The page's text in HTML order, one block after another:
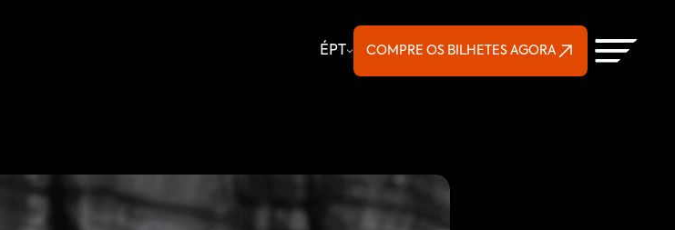
É
Select Language
PT COMPRE OS BILHETES AGORA